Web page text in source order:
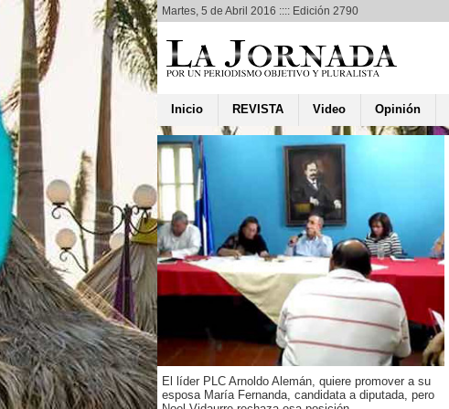
Martes, 5 de Abril 2016 :::: Edición 2790
Inicio REVISTA Video Opinión
50
en
de
geotérmicos
Alemán
de
BID, invertió en energía
millones de dólares en
año 2016 vendrán
, afirmó Carlos
del organismo
El líder PLC Arnoldo Alemán, quiere promover a su
esposa María Fernanda, candidata a diputada, pero